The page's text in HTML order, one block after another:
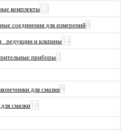
комплекты 12
соединения для измерений8
редукции и клапаны 14
приборы2
для смазки9
смазки 10